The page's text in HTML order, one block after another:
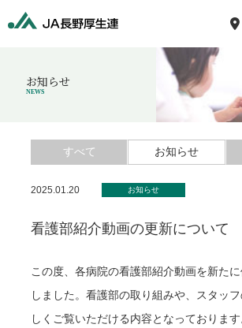
お知らせ
NEWS
すべて お知らせ
2025.01.20 お知らせ
看護部紹介動画の更新について
この度、各病院の看護部紹介動画を新た
しました。看護部の取り組みや、スタッ
しくご覧いただける内容となっております